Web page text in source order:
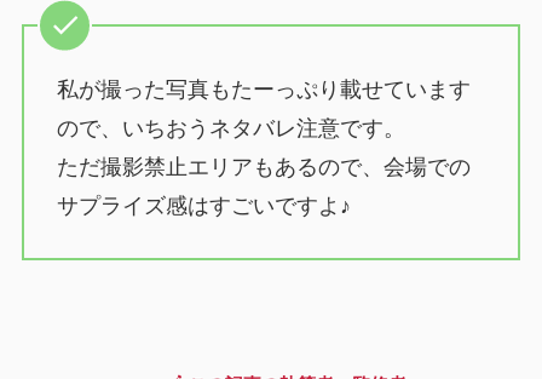
私が撮った写真もたーっぷり載せています
ので、いちおうネタバレ注意です。
ただ撮影禁止エリアもあるので、会場での
サプライズ感はすごいですよ♪